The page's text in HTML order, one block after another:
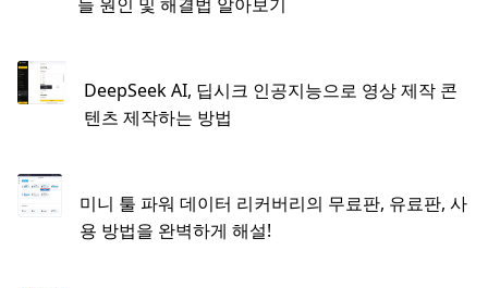
DeepSeek AI, 딥시크 인공지능으로 영상 제작 콘
텐츠 제작하는 방법
미니 툴 파워 데이터 리커버리​의 무료판, 유료판, 사
용 방법을 완벽하게 해설!